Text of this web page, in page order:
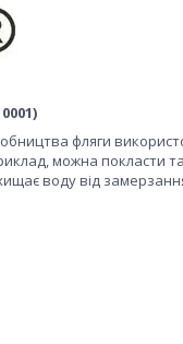
фляги
можна покласти
воду від